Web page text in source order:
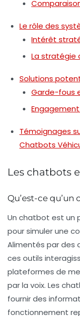
Le rôle des
Intérêt
La stratégie
Solutions
Garde-fous
Témoignages
Chatbots
Les chatbots
Qu’est-ce qu’un
Un chatbot est un
pour simuler une
Alimentés par des
ces outils
plateformes de
par la voix. Les
fournir des
fonctionnement